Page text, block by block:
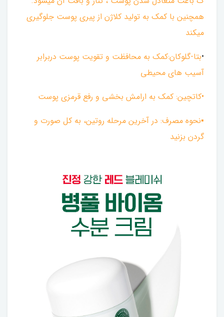
همچنین با کمک‌ به تولید کلاژن از پیری پوست جلوگیری
میکند
•بتا-گلوکان:کمک به محافظت و تقویت پوست دربرابر
آسیب های محیطی
•کاتچین: کمک به ارامش بخشی و رفع قرمزی پوست
▪︎نحوه مصرف: در آخرین مرحله روتین، به کل صورت و
گردن بزنید